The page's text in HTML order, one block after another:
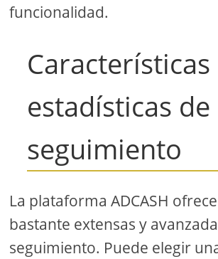
funcionalidad.
Características
estadísticas de
seguimiento
La plataforma ADCASH
bastante extensas y
seguimiento. Puede elegir